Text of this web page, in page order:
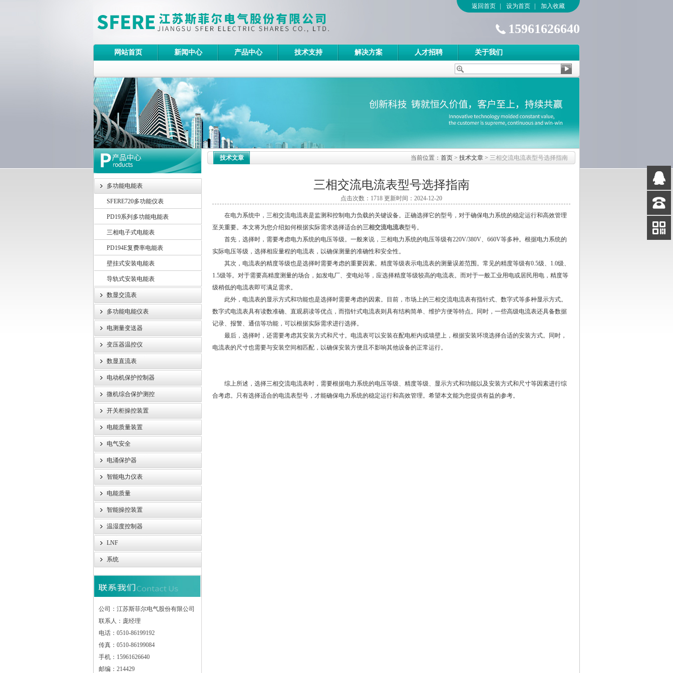
江苏斯菲尔电气股份有限公司
15961626640
返回首页 设为首页 加入收藏
网站首页 新闻中心 产品中心 技术支持 解决方案 人才招聘 关于我们
多功能电能表
SFERE720多功能仪表
PD19系列多功能电能表
三相电子式电能表
PD194E复费率电能表
壁挂式安装电能表
导轨式安装电能表
数显交流表
多功能电能仪表
电测量变送器
变压器温控仪
数显直流表
电动机保护控制器
微机综合保护测控
开关柜操控装置
电能质量装置
电气安全
电涌保护器
智能电力仪表
电能质量
智能操控装置
温湿度控制器
LNF
系统
公司：江苏斯菲尔电气股份有限公司
联系人：庞经理
电话：0510-86199192
传真：0510-86199084
手机：15961626640
邮编：214429
技术文章 当前位置： 首页 > 技术文章 > 三相交流电流表型号选择指南
三相交流电流表型号选择指南
点击次数：1718 更新时间：2024-12-20
在电力系统中，三相交流电流表是监测和控制电力负载的关键设备。正确选择它的型号，对于确保电力系统的稳定运行和高效管理
至关重要。本文将为您介绍如何根据实际需求选择适合的三相交流电流表型号。
首先，选择时，需要考虑电力系统的电压等级。一般来说，三相电力系统的电压等级有220V/380V、660V等多种。根据电力系统的
实际电压等级，选择相应量程的电流表，以确保测量的准确性和安全性。
其次，电流表的精度等级也是选择时需要考虑的重要因素。精度等级表示电流表的测量误差范围。常见的精度等级有0.5级、1.0级、
1.5级等。对于需要高精度测量的场合，如发电厂、变电站等，应选择精度等级较高的电流表。而对于一般工业用电或居民用电，精度等
级稍低的电流表即可满足需求。
此外，电流表的显示方式和功能也是选择时需要考虑的因素。目前，市场上的三相交流电流表有指针式、数字式等多种显示方式。
数字式电流表具有读数准确、直观易读等优点，而指针式电流表则具有结构简单、维护方便等特点。同时，一些高级电流表还具备数据
记录、报警、通信等功能，可以根据实际需求进行选择。
最后，选择时，还需要考虑其安装方式和尺寸。电流表可以安装在配电柜内或墙壁上，根据安装环境选择合适的安装方式。同时，
电流表的尺寸也需要与安装空间相匹配，以确保安装方便且不影响其他设备的正常运行。
综上所述，选择三相交流电流表时，需要根据电力系统的电压等级、精度等级、显示方式和功能以及安装方式和尺寸等因素进行综
合考虑。只有选择适合的电流表型号，才能确保电力系统的稳定运行和高效管理。希望本文能为您提供有益的参考。
客服
电话